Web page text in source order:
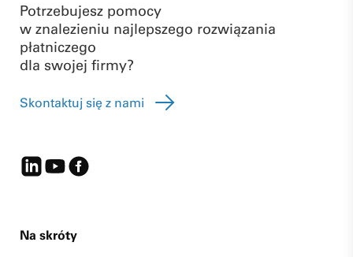
Potrzebujesz pomocy
w znalezieniu najlepszego rozwiązania
płatniczego
dla swojej firmy?
Skontaktuj się z nami
Na skróty